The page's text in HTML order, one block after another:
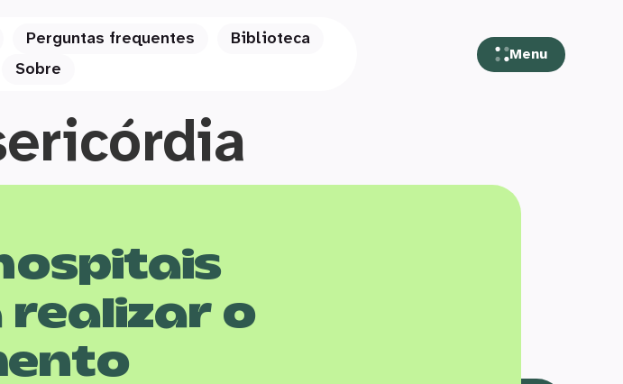
Perguntas frequentes
Biblioteca
Sobre
Menu
o